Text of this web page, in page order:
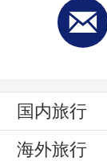
国内旅行
海外旅行